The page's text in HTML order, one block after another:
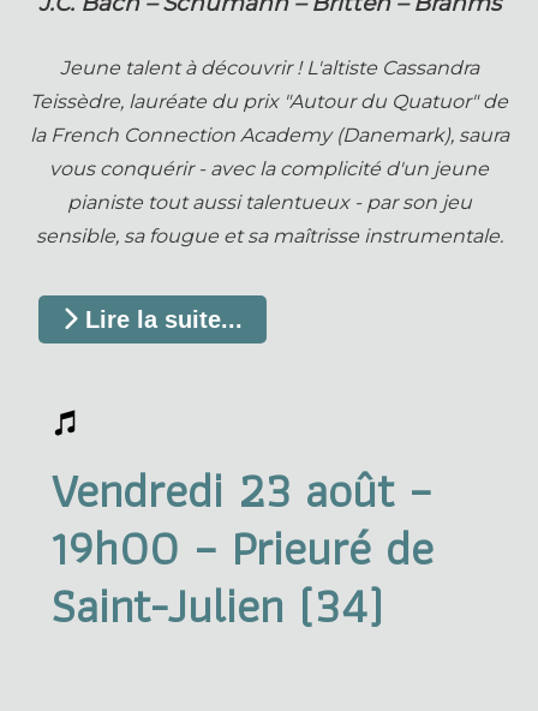
Jeune talent à découvrir ! L'altiste Cassandra
Teissèdre, lauréate du prix "Autour du Quatuor" de
la French Connection Academy (Danemark), saura
vous conquérir - avec la complicité d'un jeune
pianiste tout aussi talentueux - par son jeu
sensible, sa fougue et sa maîtrisse instrumentale.
Lire la suite...
Vendredi 23 août –
19h00 – Prieuré de
Saint-Julien (34)